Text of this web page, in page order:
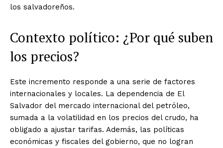
los salvadoreños.
Contexto político: ¿Por qué suben
los precios?
Este incremento responde a una serie de factores
internacionales y locales. La dependencia de El
Salvador del mercado internacional del petróleo,
sumada a la volatilidad en los precios del crudo, ha
obligado a ajustar tarifas. Además, las políticas
económicas y fiscales del gobierno, que no logran